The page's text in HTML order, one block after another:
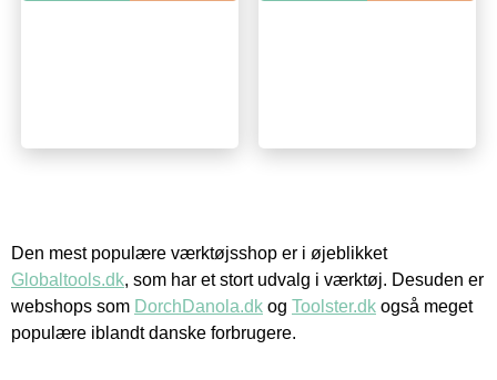
Den mest populære værktøjsshop er i øjeblikket
Globaltools.dk, som har et stort udvalg i værktøj. Desuden er
webshops som DorchDanola.dk og Toolster.dk også meget
populære iblandt danske forbrugere.